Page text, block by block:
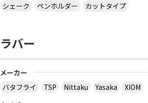
シェーク
ペンホルダー カットタイプ
ラバー
メーカー
バタフライ
TSP Nittaku Yasaka
XIOM